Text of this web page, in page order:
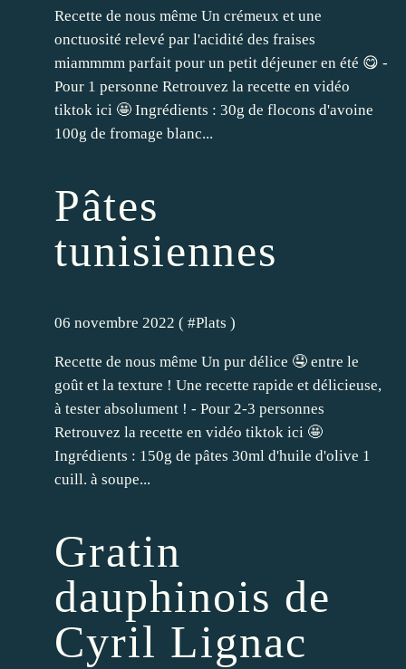
Recette de nous même Un crémeux et une
onctuosité relevé par l'acidité des fraises
miammmm parfait pour un petit déjeuner en été 😋 -
Pour 1 personne Retrouvez la recette en vidéo
tiktok ici 🤩 Ingrédients : 30g de flocons d'avoine
100g de fromage blanc...
Pâtes
tunisiennes
06 novembre 2022 ( #Plats )
Recette de nous même Un pur délice 🤤 entre le
goût et la texture ! Une recette rapide et délicieuse,
à tester absolument ! - Pour 2-3 personnes
Retrouvez la recette en vidéo tiktok ici 🤩
Ingrédients : 150g de pâtes 30ml d'huile d'olive 1
cuill. à soupe...
Gratin
dauphinois de
Cyril Lignac